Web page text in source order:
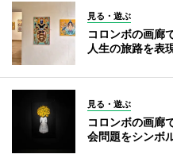
見る・遊ぶ
コロンボの画廊
人生の旅路を表
見る・遊ぶ
コロンボの画廊
会問題をシンボ